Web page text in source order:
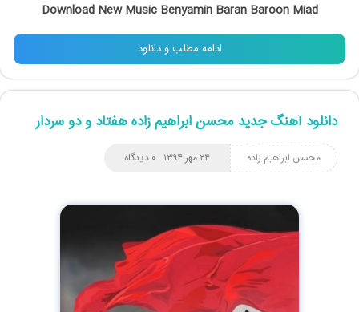
Download New Music Benyamin Baran Baroon Miad
ادامه مطلب و دانلود
دانلود آهنگ جدید محسن ابراهیم زاده هفتاد و دو سردار
محسن ابراهیم زاده ۰ دیدگاه ۲۴ مهر ۱۳۹۴